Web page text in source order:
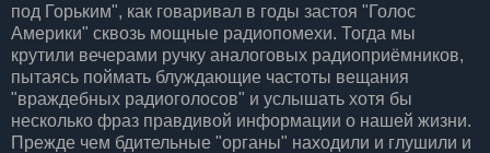
под Горьким", как говаривал в годы застоя "Голос
Америки" сквозь мощные радиопомехи. Тогда мы
крутили вечерами ручку аналоговых радиоприёмников,
пытаясь поймать блуждающие частоты вещания
"враждебных радиоголосов" и услышать хотя бы
несколько фраз правдивой информации о нашей жизни.
Прежде чем бдительные "органы" находили и глушили и